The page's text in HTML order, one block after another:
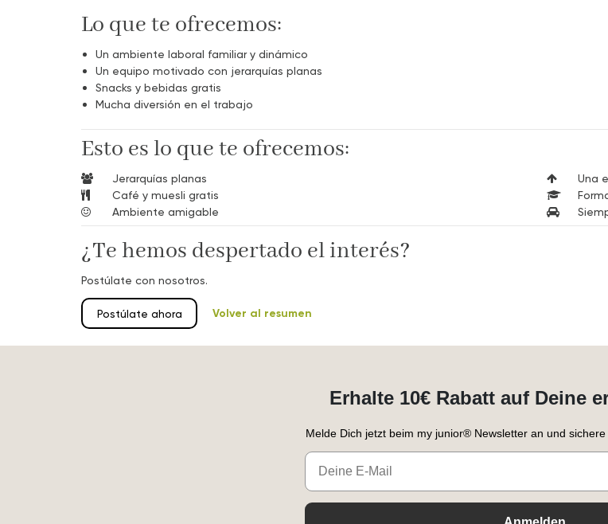
Lo que te ofrecemos:
Un ambiente laboral familiar y dinámico
Un equipo motivado con jerarquías planas
Snacks y bebidas gratis
Mucha diversión en el trabajo
Esto es lo que te ofrecemos:
Jerarquías planas
Café y muesli gratis
Ambiente amigable
Una
¿Te hemos despertado el interés?
Postúlate con nosotros.
Postúlate ahora Volver al resumen
Erhalte 10€ Rabatt auf Deine
Melde Dich jetzt beim my junior® Newsletter an und
Email